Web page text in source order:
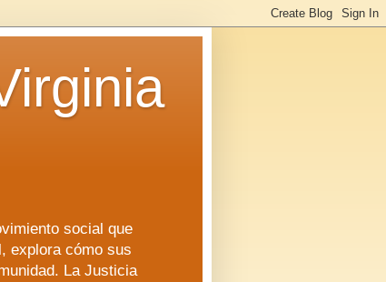
social que
explora cómo sus
La Justicia